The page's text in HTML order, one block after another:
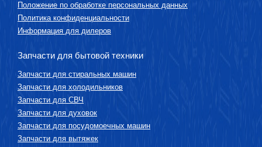
Положение по обработке персональных данных
Политика конфиденциальности
Информация для дилеров
Запчасти для бытовой техники
Запчасти для стиральных машин
Запчасти для холодильников
Запчасти для СВЧ
Запчасти для духовок
Запчасти для посудомоечных машин
Запчасти для вытяжек